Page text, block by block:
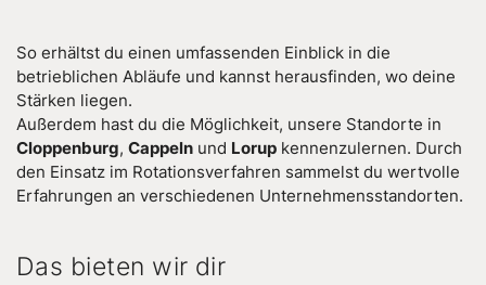
So erhältst du einen umfassenden Einblick in die
betrieblichen Abläufe und kannst herausfinden, wo deine
Stärken liegen.
Außerdem hast du die Möglichkeit, unsere Standorte in
Cloppenburg, Cappeln und Lorup kennenzulernen. Durch
den Einsatz im Rotationsverfahren sammelst du wertvolle
Erfahrungen an verschiedenen Unternehmensstandorten.
Das bieten wir dir